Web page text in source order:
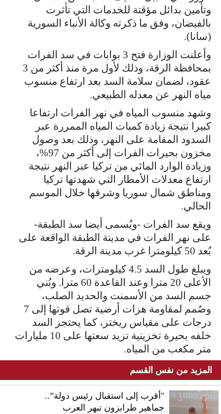
وتأمين بدائل مؤقتة للخدمات التي تأثرت
بالفيضان، وفق ما ذكرته وكالة الأنباء السورية
(سانا).
وأعلنت الوزارة فتح 3 بوابات في سد الفرات
بمحافظة الرقة، وذلك لأول مرة منذ أكثر من 3
عقود، لضمان سلامة السد بعد ارتفاع منسوب
مياه النهر عن معدله الطبيعي.
وشهد منسوب المياه في نهر الفرات ارتفاعا
كبيرا نتيجة زيادة كميات المياه الممررة عبر
السدود ‏‏‏‏‏‏‏‏المقامة على النهر، وذلك بعد ‌‏‌‏‌‏‌‏‌‏‌‏‌‏‌‏وصول
مخزون بحيرات الفرات إلى أكثر من 97%،
وزيادة الوارد ‏‏‏‏‏‏‏‏المائي من تركيا عبر النهر ‏‏‏‏‏‏‏‏نتيجة
ارتفاع معدلات الأمطار التي شهدتها تركيا
ومناطق شمال سوريا وشرقها خلال الموسم
الحالي.
ويقع سد الفرات -ويُسمى أيضا سد الطبقة-
على نهر الفرات في مدينة الطبقة الواقعة على
بُعد 50 كيلومترا غرب مدينة الرقة.
ويبلغ طول السد 4.5 كيلومترات، وعرضه من
الأعلى 20 مترا وعند القاعدة 60 مترا. وبُني
جسم السد من الأسمنت والحديد الصلب،
وصُمم لمقاومة هزات أرضية تصل قوتها إلى 7
درجات على مقياس ريختر، كما يحتجز السد
خلفه بحيرة تخزينية تزيد سعتها على 10 مليارات
متر مكعب من المياه.
المزيد من نفس القسم
"أقرب إلى استقبال رئيس دولة”..
جماهير طرابزون تبهر العرب